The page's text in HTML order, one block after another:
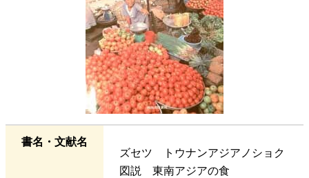
書名・文献名
ズセツ トウナンアジアノショク
図説 東南アジアの食